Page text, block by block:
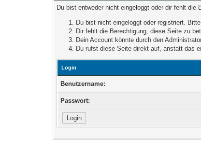
Du bist entweder nicht eingeloggt oder dir fehlt
Du bist nicht eingeloggt oder registriert.
Dir fehlt die Berechtigung, diese Seite zu
Dein Account könnte durch den
Du rufst diese Seite direkt auf, anstatt das
Login
Benutzername:
Passwort: